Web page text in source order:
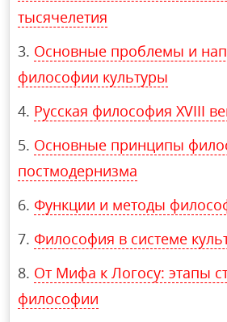
тысячелетия
Основные проблемы и
философии культуры
Русская философия XVIII
Основные принципы
постмодернизма
Функции и методы
Философия в системе
От Мифа к Логосу: этапы
философии